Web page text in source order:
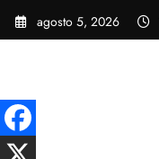
Pular
para
agosto 5, 2026